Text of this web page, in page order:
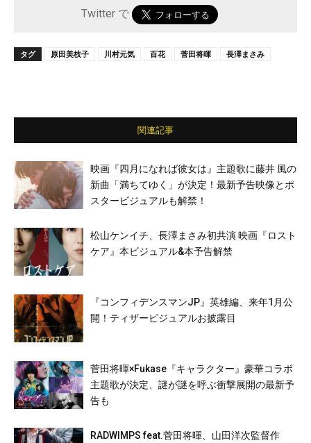
Twitter で
タグ 原田美枝子 川村元気 百花 菅田将暉 長澤まさみ
関連記事
映画『四月になれば彼女は』主題歌に藤井 風の
新曲「満ちてゆく」が決定！最新予告映像とポ
スタービジュアルも解禁！
松山ケンイチ、長澤まさみ初共演 映画『ロスト
ケア』本ビジュアル&本予告解禁
『コンフィデンスマンJP』英雄編、来年1月公
開！ティザービジュアルお披露目
菅田将暉×Fukase『キャラクター』豪華コラボ
主題歌が決定、謎が謎を呼ぶ衝撃展開の最新予
告も
RADWIMPS feat.菅田将暉、山田洋次監督作